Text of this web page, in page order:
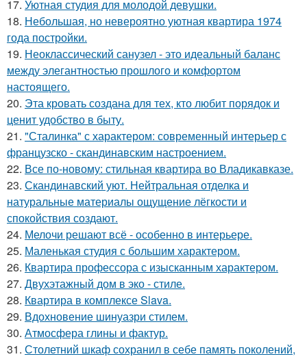
17. Уютная студия для молодой девушки.
18. Небольшая, но невероятно уютная квартира 1974
года постройки.
19. Неоклассический санузел - это идеальный баланс
между элегантностью прошлого и комфортом
настоящего.
20. Эта кровать создана для тех, кто любит порядок и
ценит удобство в быту.
21. "Сталинка" с характером: современный интерьер с
французско - скандинавским настроением.
22. Все по-новому: стильная квартира во Владикавказе.
23. Скандинавский уют. Нейтральная отделка и
натуральные материалы ощущение лёгкости и
спокойствия создают.
24. Мелочи решают всё - особенно в интерьере.
25. Маленькая студия с большим характером.
26. Квартира профессора с изысканным характером.
27. Двухэтажный дом в эко - стиле.
28. Квартира в комплексе Slava.
29. Вдохновение шинуазри стилем.
30. Атмосфера глины и фактур.
31. Столетний шкаф сохранил в себе память поколений,